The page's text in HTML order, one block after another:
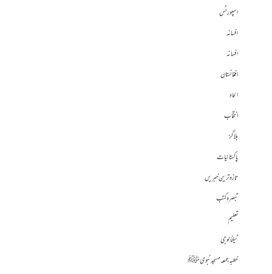
اسپورٹس
افسانہ
افسانہ
افغانستان
الحاد
انتخاب
بلاگز
پاکستانیات
تازہ ترین خبریں
تبصرہ کتب
تعلیم
ٹیکنالوجی
خطبہ جمعہ مسجد نبوی ﷺ